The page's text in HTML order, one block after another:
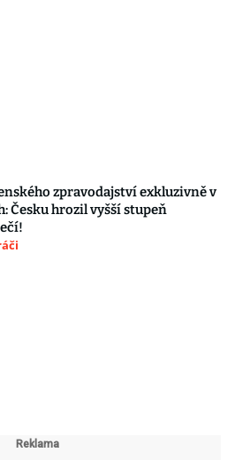
zpravodajství exkluzivně v
Česku hrozil vyšší stupeň